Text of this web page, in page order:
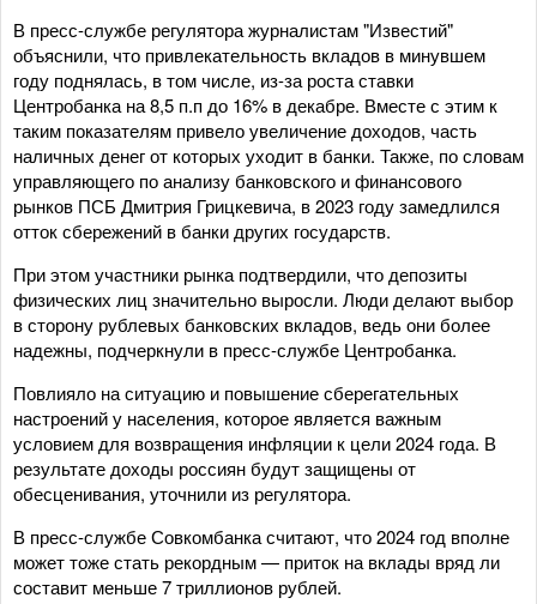
В пресс-службе регулятора журналистам "Известий"
объяснили, что привлекательность вкладов в минувшем
году поднялась, в том числе, из-за роста ставки
Центробанка на 8,5 п.п до 16% в декабре. Вместе с этим к
таким показателям привело увеличение доходов, часть
наличных денег от которых уходит в банки. Также, по словам
управляющего по анализу банковского и финансового
рынков ПСБ Дмитрия Грицкевича, в 2023 году замедлился
отток сбережений в банки других государств.
При этом участники рынка подтвердили, что депозиты
физических лиц значительно выросли. Люди делают выбор
в сторону рублевых банковских вкладов, ведь они более
надежны, подчеркнули в пресс-службе Центробанка.
Повлияло на ситуацию и повышение сберегательных
настроений у населения, которое является важным
условием для возвращения инфляции к цели 2024 года. В
результате доходы россиян будут защищены от
обесценивания, уточнили из регулятора.
В пресс-службе Совкомбанка считают, что 2024 год вполне
может тоже стать рекордным — приток на вклады вряд ли
составит меньше 7 триллионов рублей.